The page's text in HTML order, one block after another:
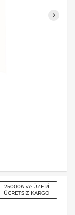
25000₺ ve ÜZERİ
ÜCRETSİZ KARGO